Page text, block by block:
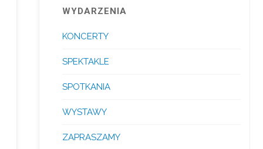
WYDARZENIA
KONCERTY
SPEKTAKLE
SPOTKANIA
WYSTAWY
ZAPRASZAMY